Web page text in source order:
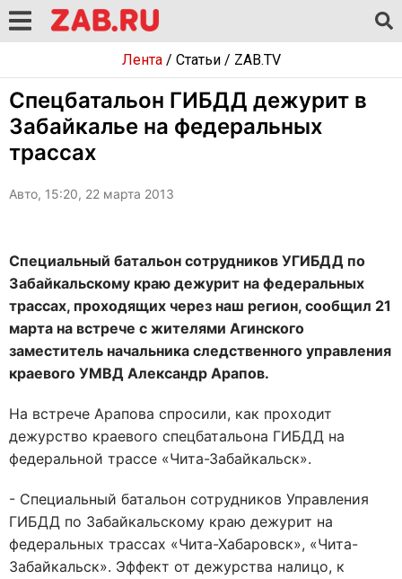
Лента/ Статьи/ ZAB.TV
Спецбатальон ГИБДД дежурит в
Забайкалье на федеральных
трассах
Авто, 15:20, 22 марта 2013
Специальный батальон сотрудников УГИБДД по
Забайкальскому краю дежурит на федеральных
трассах, проходящих через наш регион, сообщил 21
марта на встрече с жителями Агинского
заместитель начальника следственного управления
краевого УМВД Александр Арапов.
На встрече Арапова спросили, как проходит
дежурство краевого спецбатальона ГИБДД на
федеральной трассе «Чита-Забайкальск».
- Специальный батальон сотрудников Управления
ГИБДД по Забайкальскому краю дежурит на
федеральных трассах «Чита-Хабаровск», «Чита-
Забайкальск». Эффект от дежурства налицо, к